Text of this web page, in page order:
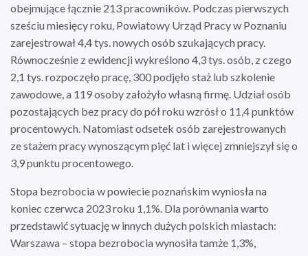
obejmujące łącznie 213 pracowników. Podczas pierwszych
sześciu miesięcy roku, Powiatowy Urząd Pracy w Poznaniu
zarejestrował 4,4 tys. nowych osób szukających pracy.
Równocześnie z ewidencji wykreślono 4,3 tys. osób, z czego
2,1 tys. rozpoczęło pracę, 300 podjęło staż lub szkolenie
zawodowe, a 119 osoby założyło własną firmę. Udział osób
pozostających bez pracy do pół roku wzrósł o 11,4 punktów
procentowych. Natomiast odsetek osób zarejestrowanych
ze stażem pracy wynoszącym pięć lat i więcej zmniejszył się o
3,9 punktu procentowego.
Stopa bezrobocia w powiecie poznańskim wyniosła na
koniec czerwca 2023 roku 1,1%. Dla porównania warto
przedstawić sytuację w innych dużych polskich miastach:
Warszawa – stopa bezrobocia wynosiła tamże 1,3%,